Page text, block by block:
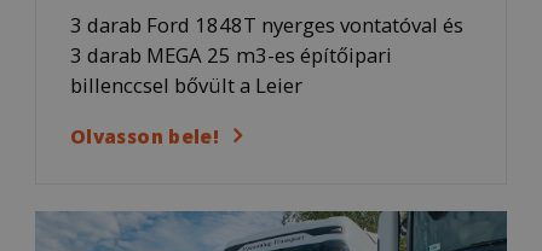
3 darab Ford 1848T nyerges vontatóval és
3 darab MEGA 25 m3-es építőipari
billenccsel bővült a Leier
Olvasson bele!